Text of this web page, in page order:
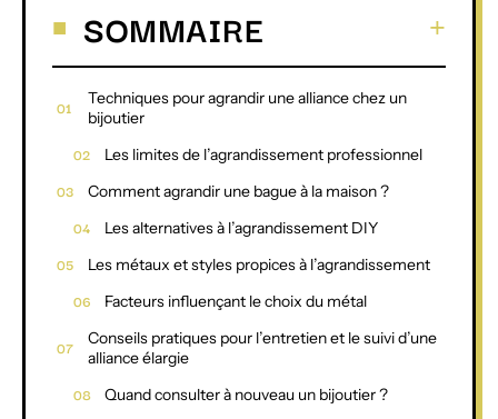
SOMMAIRE
Techniques pour agrandir une alliance chez un
bijoutier
Les limites de l’agrandissement professionnel
Comment agrandir une bague à la maison ?
Les alternatives à l’agrandissement DIY
Les métaux et styles propices à l’agrandissement
Facteurs influençant le choix du métal
Conseils pratiques pour l’entretien et le suivi d’une
alliance élargie
Quand consulter à nouveau un bijoutier ?